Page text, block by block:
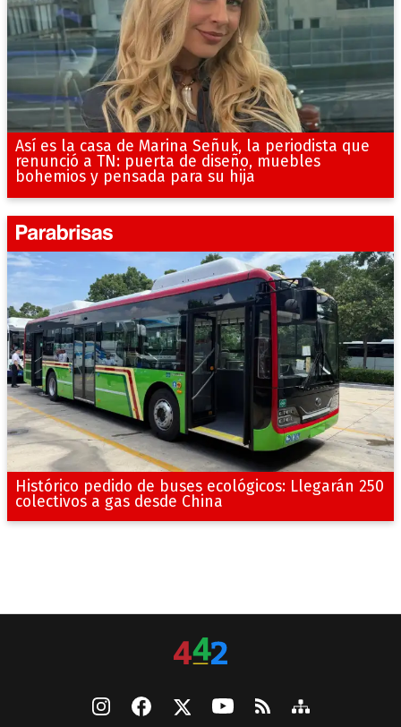
Así es la casa de Marina Señuk, la periodista que
renunció a TN: puerta de diseño, muebles
bohemios y pensada para su hija
Histórico pedido de buses ecológicos: Llegarán 250
colectivos a gas desde China